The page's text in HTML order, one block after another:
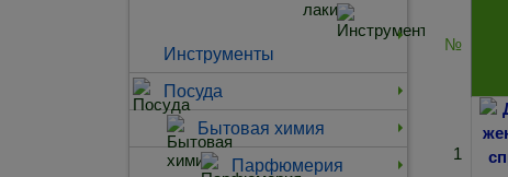
Инструменты
Посуда
Бытовая химия
Парфюмерия
№
1